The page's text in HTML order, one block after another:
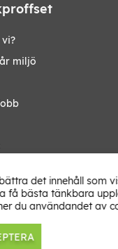
miljö
Land
det innehåll som
bästa tänkbara
du användandet av